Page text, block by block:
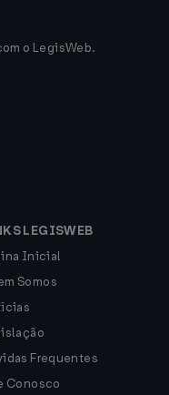
o LegisWeb.
LEGISWEB
Inicial
Somos
Frequentes
Conosco